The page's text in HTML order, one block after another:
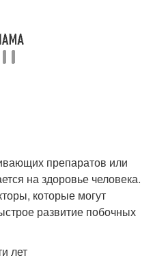
препаратов или
на здоровье человека.
которые могут
развитие побочных
лет